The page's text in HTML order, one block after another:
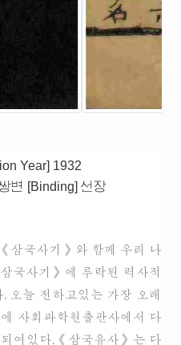
Year] 1932
변 [Binding] 선장
삼국사기》와 함께 우리 나
국사기》에 루락된 력사적
오늘 전하고있는 가장 오래
사회과학원출판사에서 다
여있다.《삼국유사》는 다